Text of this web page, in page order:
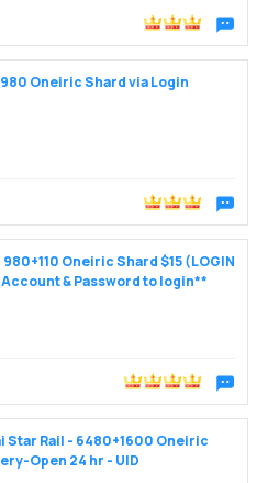
Trò
Oneiric Shard via Login
Trò
Oneiric Shard $15 (LOGIN
Account & Password to login**
Trò
Star Rail - 6480+1600 Oneiric
Open 24 hr - UID